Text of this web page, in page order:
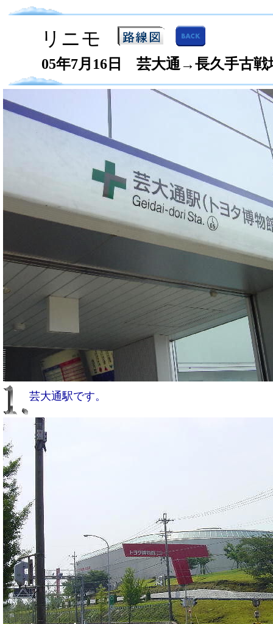
05年7月16日 芸大通→長久手古戦
リニモ
芸大通駅です。